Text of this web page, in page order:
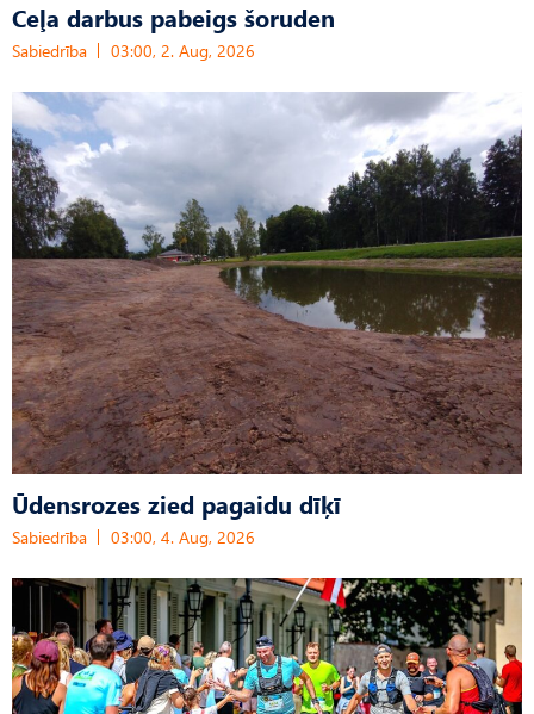
Ceļa darbus pabeigs šoruden
Sabiedrība 03:00, 2. Aug, 2026
Ūdensrozes zied pagaidu dīķī
Sabiedrība 03:00, 4. Aug, 2026